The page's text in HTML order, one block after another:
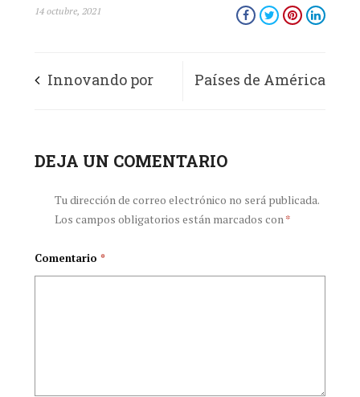
14 octubre, 2021
Innovando por
innovando por la
vida
Países de América
más avanzados en
transformación
DEJA UN COMENTARIO
Tu dirección de correo electrónico no será publicada.
Los campos obligatorios están marcados con *
Comentario *